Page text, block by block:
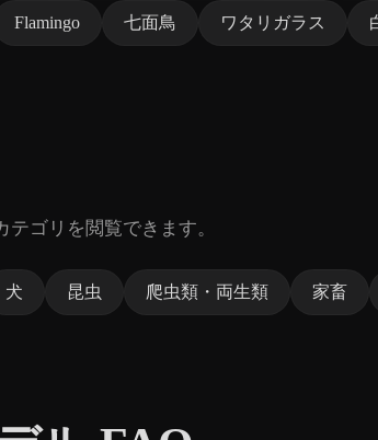
Flamingo 七面鳥 ワタリガラス
ゴリを閲覧できます。
犬 昆虫 爬虫類・両生類 家畜